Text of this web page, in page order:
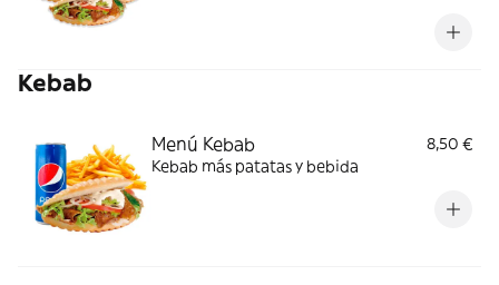
Kebab
Menú Kebab
8,50 €
Kebab más patatas y bebida